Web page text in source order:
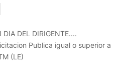
DIA DEL DIRIGENTE....
Publica igual o superior a
(LE)